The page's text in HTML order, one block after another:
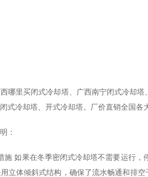
哪里买闭式冷却塔、广西南宁闭式冷却
式冷却塔、开式冷却塔。厂价直销全国各
：
施 如果在冬季密闭式冷却塔不需要运行
立体倾斜式结构，确保了流水畅通和排